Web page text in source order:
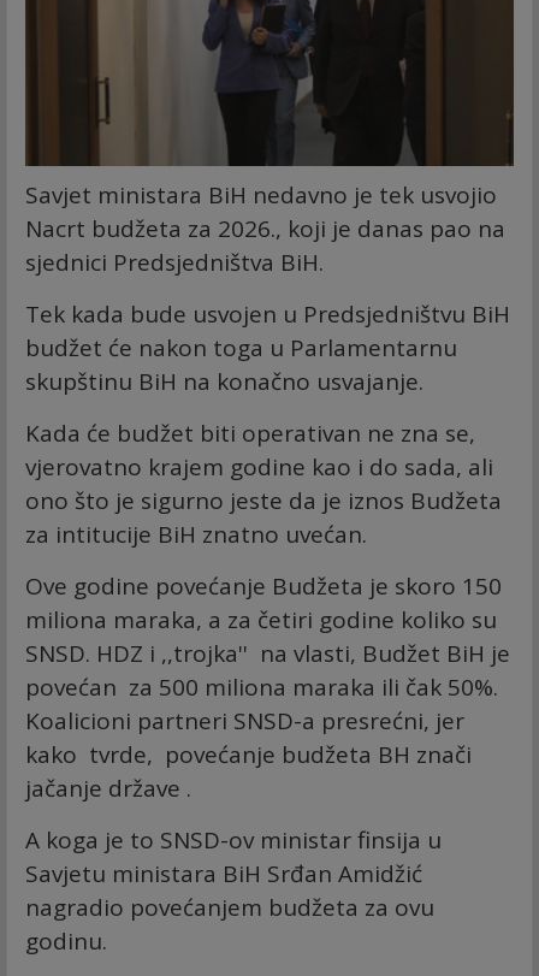
Savjet ministara BiH nedavno je tek usvojio
Nacrt budžeta za 2026., koji je danas pao na
sjednici Predsjedništva BiH.
Tek kada bude usvojen u Predsjedništvu BiH
budžet će nakon toga u Parlamentarnu
skupštinu BiH na konačno usvajanje.
Kada će budžet biti operativan ne zna se,
vjerovatno krajem godine kao i do sada, ali
ono što je sigurno jeste da je iznos Budžeta
za intitucije BiH znatno uvećan.
Ove godine povećanje Budžeta je skoro 150
miliona maraka, a za četiri godine koliko su
SNSD. HDZ i ,,trojka'' na vlasti, Budžet BiH je
povećan za 500 miliona maraka ili čak 50%.
Koalicioni partneri SNSD-a presrećni, jer
kako tvrde, povećanje budžeta BH znači
jačanje države .
A koga je to SNSD-ov ministar finsija u
Savjetu ministara BiH Srđan Amidžić
nagradio povećanjem budžeta za ovu
godinu.